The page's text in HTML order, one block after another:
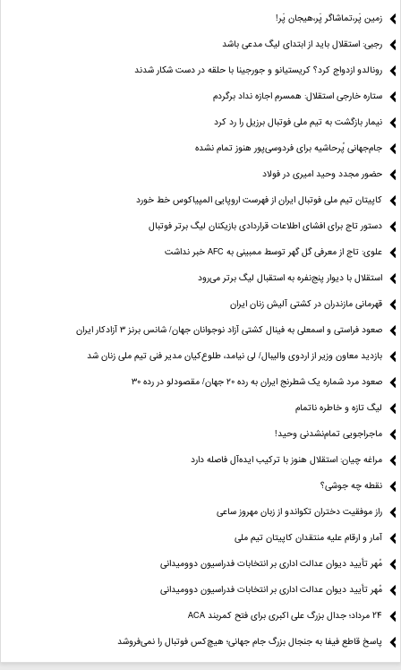
زمین پَر،تماشاگر پَر،هیجان پَر!
رجبی: استقلال باید از ابتدای لیگ مدعی باشد
رونالدو ازدواج کرد؟ کریستیانو و جورجینا با حلقه در دست شکار شدند
ستاره خارجی استقلال: همسرم اجازه نداد برگردم
نیمار بازگشت به تیم ملی فوتبال برزیل را رد کرد
جام‌جهانی پُرحاشیه برای فردوسی‌پور هنوز تمام نشده
حضور مجدد وحید امیری در فولاد
کاپیتان تیم ملی فوتبال ایران از فهرست اروپایی المپیاکوس خط خورد
دستور تاج برای افشای اطلاعات قراردادی بازیکنان لیگ برتر فوتبال
علوی: تاج از معرفی گل گهر توسط ممبینی به AFC خبر نداشت
استقلال با دیوار پنج‌نفره به استقبال لیگ برتر می‌رود
قهرمانی مازندران در کشتی آلیش زنان ایران
صعود فراستی و اسمعلی به فینال کشتی آزاد نوجوانان جهان/ شانس برنز ۳ آزادکار ایران
بازدید معاون وزیر از اردوی والیبال/ لی نیامد، طلوع‌کیان مدیر فنی تیم ملی زنان شد
صعود مرد شماره یک شطرنج ایران به رده ۲۰ جهان/ مقصودلو در رده ۳۰
لیگ تازه و خاطره ناتمام
ماجراجویی تمام‌نشدنی وحید!
مراغه چیان: استقلال هنوز با ترکیب ایده‌آل فاصله دارد
نقطه چه جوشی؟
راز موفقیت دختران تکواندو از زبان مهروز ساعی
آمار و ارقام علیه منتقدان کاپیتان تیم ملی
مُهر تأیید دیوان عدالت اداری بر انتخابات فدراسیون دوومیدانی
مُهر تأیید دیوان عدالت اداری بر انتخابات فدراسیون دوومیدانی
24 مرداد؛ جدال بزرگ علی‌ اکبری برای فتح کمربند ACA
پاسخ قاطع فیفا به جنجال بزرگ جام جهانی؛ هیچ‌کس فوتبال را نمی‌فروشد